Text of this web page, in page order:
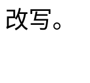
改写。